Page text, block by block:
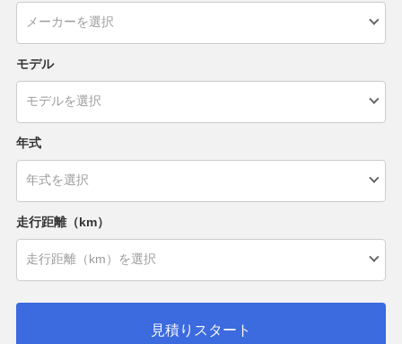
モデル
年式
走行距離（km）
見積りスタート